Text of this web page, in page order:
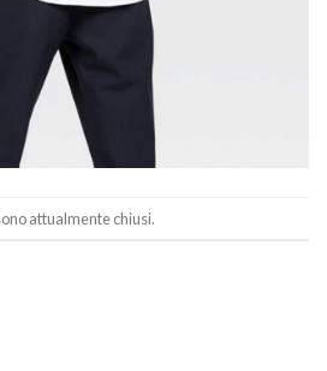
attualmente chiusi.